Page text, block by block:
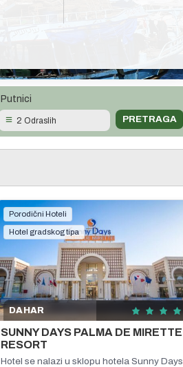
Putnici
2 Odraslih
Porodični Hoteli
Hotel gradskog tipa
DAHAR
SUNNY DAYS PALMA DE MIRETTE
RESORT
Hotel se nalazi u sklopu hotela Sunny Days